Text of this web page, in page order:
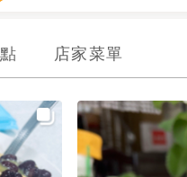
店家菜單